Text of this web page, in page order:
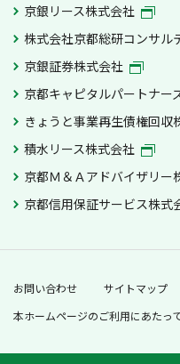
京銀リース株式会社
株式会社京都総研コンサル
京銀証券株式会社
京都キャピタルパートナー
きょうと事業再生債権回収
積水リース株式会社
京都Ｍ＆Ａアドバイザリー
京都信用保証サービス株式
お問い合わせ サイトマップ
本ホームページのご利用にあたっ